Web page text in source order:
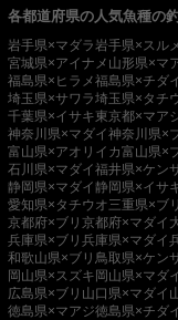
各都道府県の人気魚種の
岩手県×マダラ岩手県×スル
宮城県×アイナメ 山形県×マ
福島県×ヒラメ福島県×チダ
埼玉県×サワラ埼玉県×タチ
千葉県×イサキ東京都×マア
神奈川県×マダイ神奈川県×
富山県×アオリイカ富山県×
石川県×マダイ福井県×ケン
静岡県×マダイ 静岡県×イサ
愛知県×タチウオ三重県×ブリ
京都府×ブリ 京都府×マダイ
兵庫県×ブリ 兵庫県×マダイ
和歌山県×ブリ 鳥取県×ケン
岡山県×スズキ 岡山県×マダ
広島県×ブリ 山口県×マダイ
徳島県×マアジ徳島県×チダ